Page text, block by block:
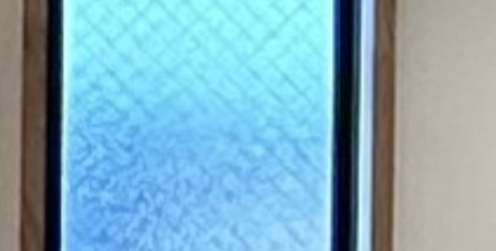
HOME
ABOUT